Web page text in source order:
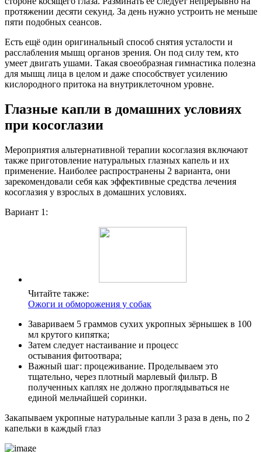
протяжении десяти секунд. За день нужно устроить не меньше
пяти подобных сеансов.
Есть ещё один оригинальный способ снятия усталости и
расслабления мышц органов зрения. Он под силу тем, кто
умеет двигать ушами. Такая своеобразная гимнастика полезна
для мышц лица в целом и даже способствует усилению
кислородного притока на внутриклеточном уровне.
Глазные капли в домашних условиях
при косоглазии
Мероприятия альтернативной терапии косоглазия включают
также приготовление натуральных глазных капель и их
применение. Наиболее распространены 2 варианта, они
зарекомендовали себя как эффективные средства лечения
косоглазия у взрослых в домашних условиях.
Вариант 1:
Читайте также:
Ожоги и обморожения у собак
Завариваем 5 граммов сухих укропных зёрнышек в 100
мл крутого кипятка;
Затем следует настаивание и процесс
остывания фитоотвара;
Важный шаг: процеживание. Проделываем это
тщательно, через плотный марлевый фильтр. В
полученных каплях не должно проглядываться не
единой мельчайшей соринки.
Закапываем укропные натуральные капли 3 раза в день, по 2
капельки в каждый глаз